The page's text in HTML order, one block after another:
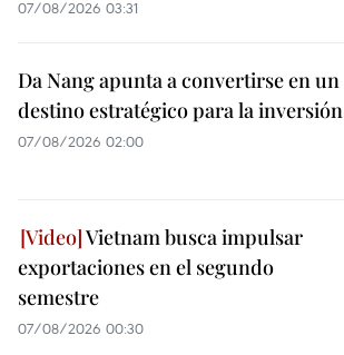
07/08/2026 03:31
Da Nang apunta a convertirse en un
destino estratégico para la inversión
07/08/2026 02:00
Vietnam busca impulsar
exportaciones en el segundo
semestre
07/08/2026 00:30